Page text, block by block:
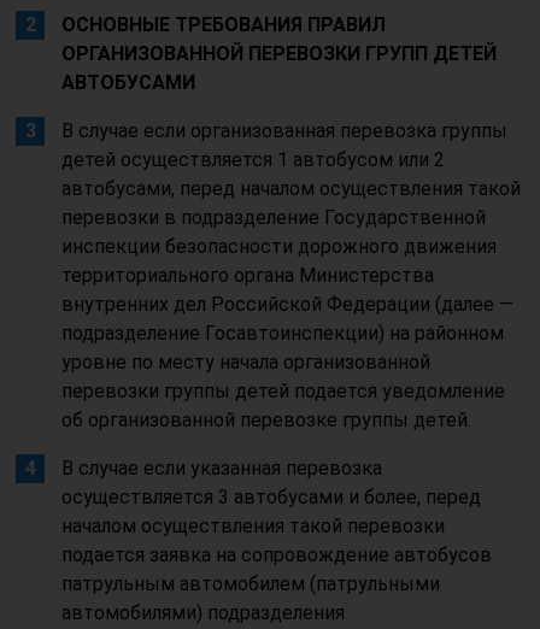
ОСНОВНЫЕ ТРЕБОВАНИЯ ПРАВИЛ
ОРГАНИЗОВАННОЙ ПЕРЕВОЗКИ ГРУПП ДЕТЕЙ
АВТОБУСАМИ
В случае если организованная перевозка группы
детей осуществляется 1 автобусом или 2
автобусами, перед началом осуществления такой
перевозки в подразделение Государственной
инспекции безопасности дорожного движения
территориального органа Министерства
внутренних дел Российской Федерации (далее —
подразделение Госавтоинспекции) на районном
уровне по месту начала организованной
перевозки группы детей подается уведомление
об организованной перевозке группы детей.
В случае если указанная перевозка
осуществляется 3 автобусами и более, перед
началом осуществления такой перевозки
подается заявка на сопровождение автобусов
патрульным автомобилем (патрульными
автомобилями) подразделения